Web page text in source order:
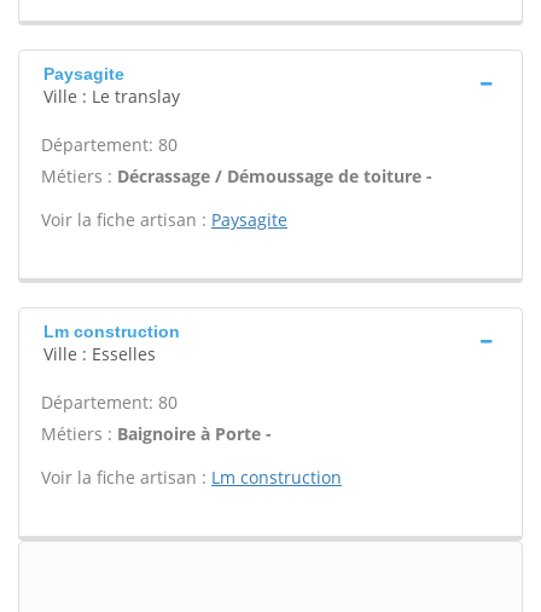
Paysagite
Ville : Le translay
Département: 80
Métiers : Décrassage / Démoussage de toiture -
Voir la fiche artisan : Paysagite
Lm construction
Ville : Esselles
Département: 80
Métiers : Baignoire à Porte -
Voir la fiche artisan : Lm construction